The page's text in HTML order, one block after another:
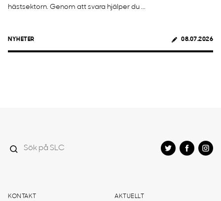
hästsektorn. Genom att svara hjälper du ...
NYHETER 08.07.2026
KONTAKT AKTUELLT